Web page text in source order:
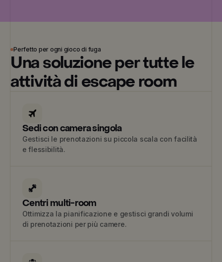
Perfetto per ogni gioco di fuga
Una soluzione per tutte le
attività di escape room
Sedi con camera singola
Gestisci le prenotazioni su piccola scala con facilità
e flessibilità.
Centri multi-room
Ottimizza la pianificazione e gestisci grandi volumi
di prenotazioni per più camere.